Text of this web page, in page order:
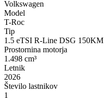
Volkswagen
Model
T-Roc
Tip
1.5 eTSI R-Line DSG 150KM
Prostornina motorja
1.498 cm³
Letnik
2026
Število lastnikov
1